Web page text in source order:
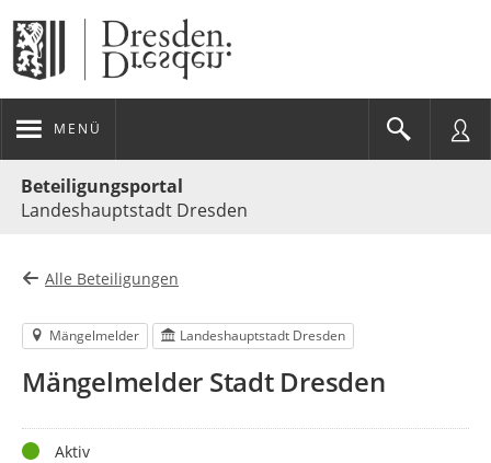
MENÜ
Beteiligungsportal
Landeshauptstadt Dresden
Alle Beteiligungen
Mängelmelder Landeshauptstadt Dresden
Mängelmelder Stadt Dresden
StatusAktiv